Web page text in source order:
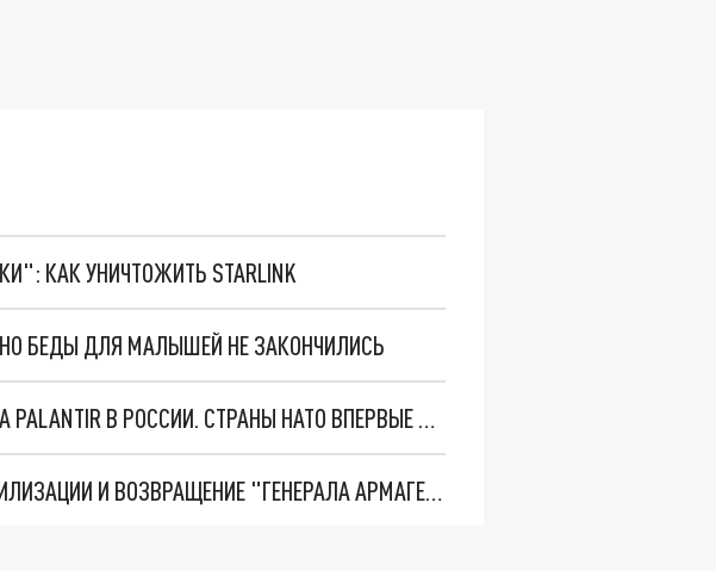
КАК УНИЧТОЖИТЬ STARLINK
БЕДЫ ДЛЯ МАЛЫШЕЙ НЕ ЗАКОНЧИЛИСЬ
"ОЧЕНЬ ПЛОХИЕ НОВОСТИ": БОЛЬШАЯ ОШИБКА PALANTIR В РОССИИ. СТРАНЫ НАТО ВПЕРВЫЕ ЗА СВО ОСТАНОВИЛИ ПОСТАВКИ ОРУЖИЯ. ВСУ ТЕРЯЮТ ПРИГРАНИЧЬЕ?
ТРИ ГЛАВНЫХ ИНСАЙДА ОБ СВО. ОТМЕНА МОБИЛИЗАЦИИ И ВОЗВРАЩЕНИЕ "ГЕНЕРАЛА АРМАГЕДДОНА"? ОТЛИЧНЫЕ НОВОСТИ, КОТОРЫЕ ЖДАЛИ ВСЕ